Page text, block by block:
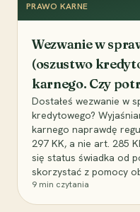
PRAWO KARNE
Wezwanie w
(oszustwo
karnego. Czy
Dostałeś wezwanie w
kredytowego?
karnego naprawdę
297 KK, a nie art. 285
się status świadka od
skorzystać z pomocy
9 min czytania